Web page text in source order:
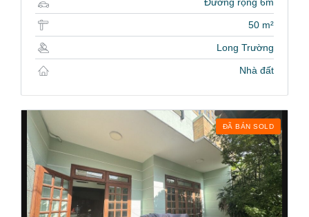
50 m²
Long Trường
Nhà đất
ĐÃ BÁN SOLD